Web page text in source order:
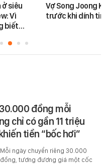
ở siêu
Vì
biết…
Vợ Song Joong
trước khi dính
đồng mỗi
chỉ có gần 11 triệu
tiền “bốc hơi”
Mỗi ngày chuyển riêng 30.000
đồng, tương đương giá một cốc